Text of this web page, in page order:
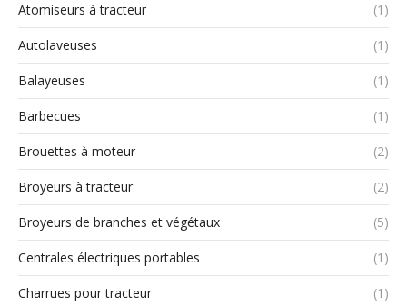
Atomiseurs à tracteur (1)
Autolaveuses (1)
Balayeuses (1)
Barbecues (1)
Brouettes à moteur (2)
Broyeurs à tracteur (2)
Broyeurs de branches et végétaux (5)
Centrales électriques portables (1)
Charrues pour tracteur (1)